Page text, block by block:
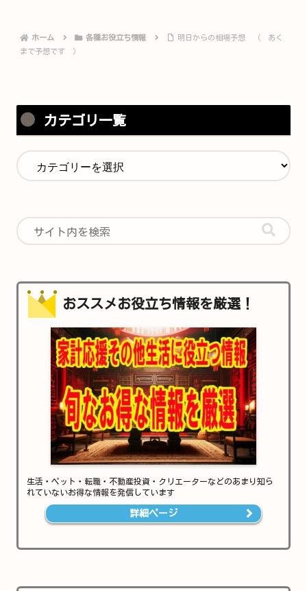
ホーム 各種お役立ち情報
明日からの相場予想 （ あく
まで予想です ）
カテゴリ一覧
おススメお役立ち情報を厳選！
生活・ペット・転職・不動産投資・クリエーターなどのあまり知ら
れていないお得な情報を発信しています
詳細ページ